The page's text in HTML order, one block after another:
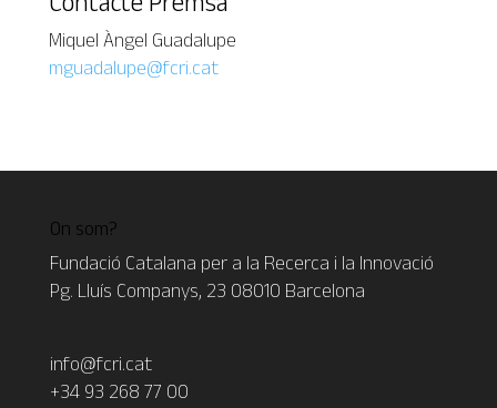
Miquel Àngel Guadalupe
mguadalupe@fcri.cat
On som?
Fundació Catalana per a la Recerca i la Innovació
Pg. Lluís Companys, 23 08010 Barcelona
info@fcri.cat
+34 93 268 77 00